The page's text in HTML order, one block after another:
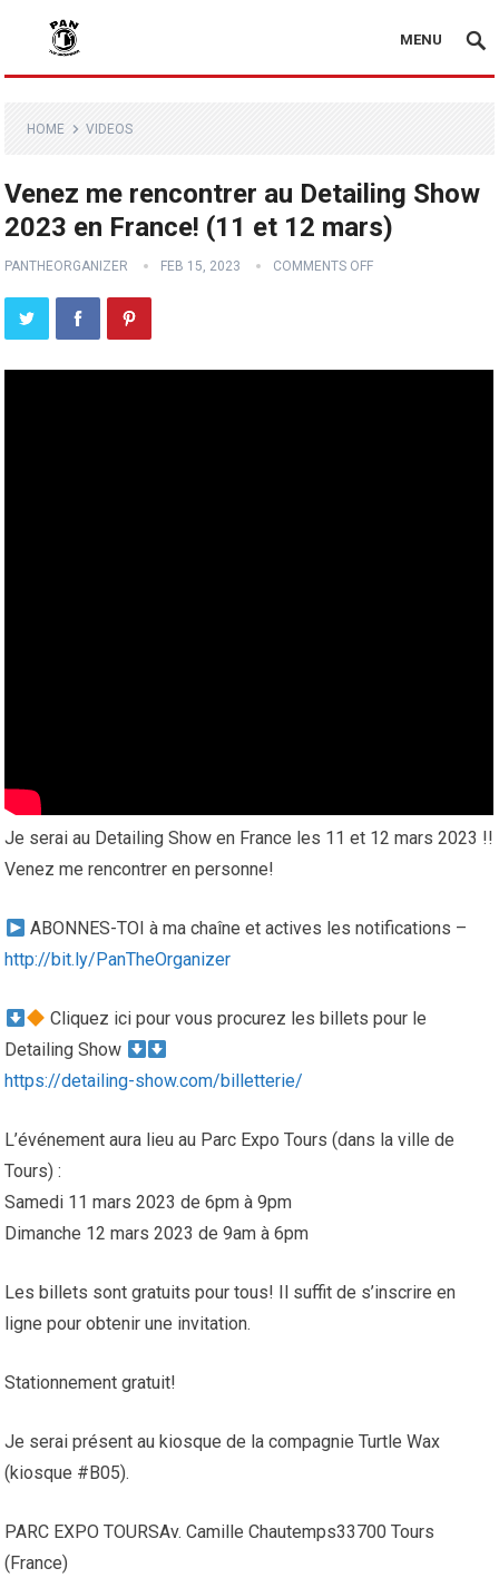
MENU
HOME VIDEOS
Venez me rencontrer au Detailing Show
2023 en France! (11 et 12 mars)
PANTHEORGANIZER FEB 15, 2023 COMMENTS OFF
Je serai au Detailing Show en France les 11 et 12 mars 2023 !!
Venez me rencontrer en personne!
ABONNES-TOI à ma chaîne et actives les notifications –
http://bit.ly/PanTheOrganizer
Cliquez ici pour vous procurez les billets pour le
Detailing Show
https://detailing-show.com/billetterie/
L’événement aura lieu au Parc Expo Tours (dans la ville de
Tours) :
Samedi 11 mars 2023 de 6pm à 9pm
Dimanche 12 mars 2023 de 9am à 6pm
Les billets sont gratuits pour tous! Il suffit de s’inscrire en
ligne pour obtenir une invitation.
Stationnement gratuit!
Je serai présent au kiosque de la compagnie Turtle Wax
(kiosque #B05).
PARC EXPO TOURSAv. Camille Chautemps33700 Tours
(France)